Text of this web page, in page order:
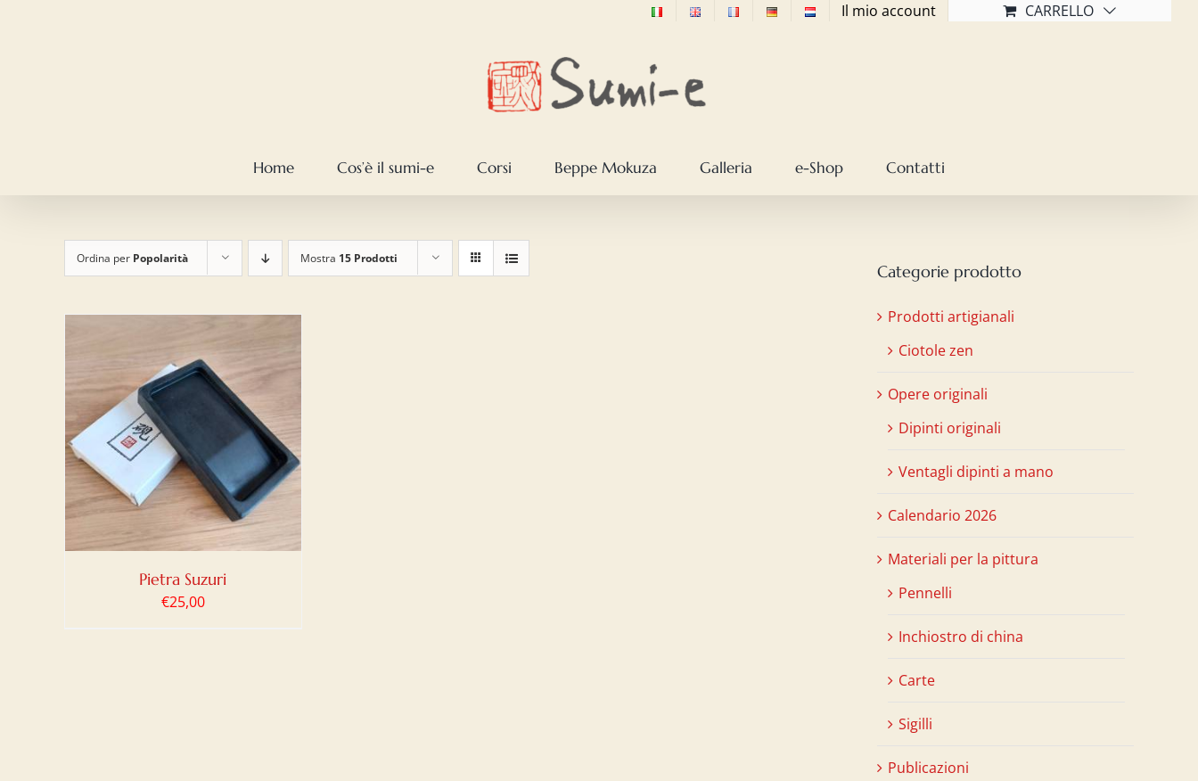
Il mio account CARRELLO
Home Cos’è il sumi-e Corsi Beppe Mokuza Galleria e-Shop Contatti
Ordina per Popolarità Mostra 15 Prodotti
Pietra Suzuri
€25,00
Categorie prodotto
Prodotti artigianali
Ciotole zen
Opere originali
Dipinti originali
Ventagli dipinti a mano
Calendario 2026
Materiali per la pittura
Pennelli
Inchiostro di china
Carte
Sigilli
Publicazioni